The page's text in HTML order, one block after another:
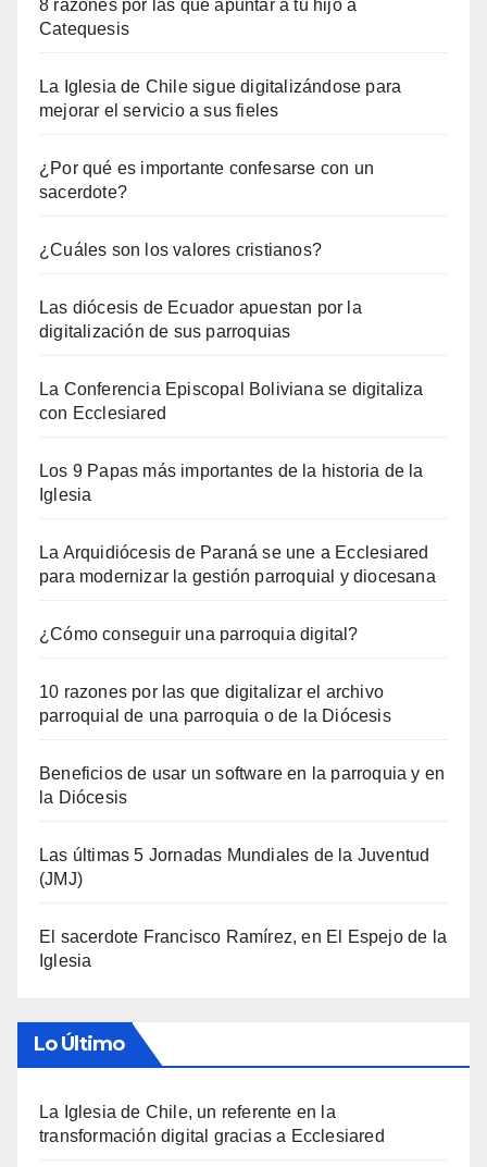
8 razones por las que apuntar a tu hijo a
Catequesis
La Iglesia de Chile sigue digitalizándose para
mejorar el servicio a sus fieles
¿Por qué es importante confesarse con un
sacerdote?
¿Cuáles son los valores cristianos?
Las diócesis de Ecuador apuestan por la
digitalización de sus parroquias
La Conferencia Episcopal Boliviana se digitaliza
con Ecclesiared
Los 9 Papas más importantes de la historia de la
Iglesia
La Arquidiócesis de Paraná se une a Ecclesiared
para modernizar la gestión parroquial y diocesana
¿Cómo conseguir una parroquia digital?
10 razones por las que digitalizar el archivo
parroquial de una parroquia o de la Diócesis
Beneficios de usar un software en la parroquia y en
la Diócesis
Las últimas 5 Jornadas Mundiales de la Juventud
(JMJ)
El sacerdote Francisco Ramírez, en El Espejo de la
Iglesia
Lo Último
La Iglesia de Chile, un referente en la
transformación digital gracias a Ecclesiared